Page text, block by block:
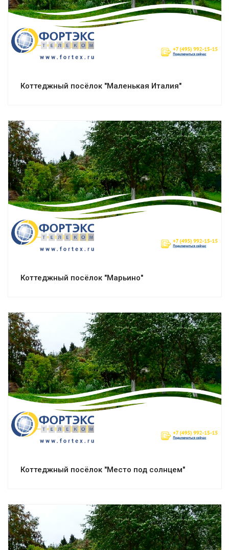
Смотреть проект
Коттеджный посёлок "Маленькая Италия"
Смотреть проект
Коттеджный посёлок "Марьино"
Смотреть проект
Коттеджный посёлок "Место под солнцем"